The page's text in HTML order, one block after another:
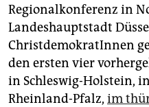
Regionalkonferenz in
Landeshauptstadt
ChristdemokratInnen
den ersten vier
in Schleswig-Holstein,
Rheinland-Pfalz, im